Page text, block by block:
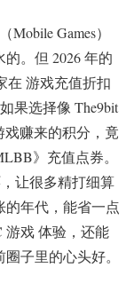
Games）
。但 2026 年的
在 游戏充值折扣
果选择像 The9bit
戏赚来的积分，竟
》充值点券。
让很多精打细算
的年代，能省一点
游戏 体验，还能
子里的心头好。